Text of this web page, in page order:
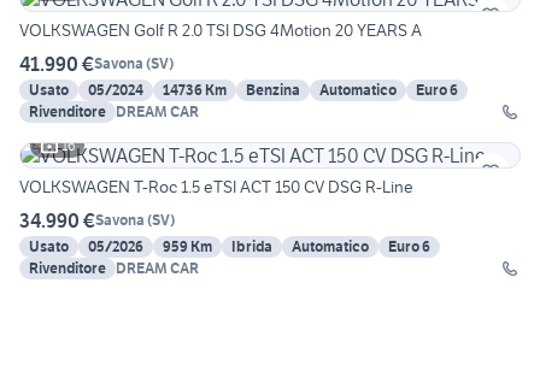
VOLKSWAGEN Golf R 2.0 TSI DSG 4Motion 20 YEARS A
41.990 €Savona (SV)
Usato
05/2024 14736 Km Benzina Automatico
Euro 6
Rivenditore DREAM CAR
16
VOLKSWAGEN T-Roc 1.5 eTSI ACT 150 CV DSG R-Line
34.990 €Savona (SV)
Usato
05/2026 959 Km Ibrida Automatico
Euro 6
Rivenditore DREAM CAR